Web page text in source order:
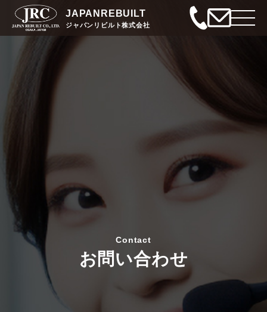
JAPANREBUILT
ジャパンリビルト株式会社
Contact
お問い合わせ